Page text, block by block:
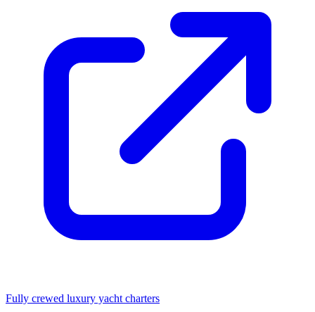
Fully crewed luxury yacht charters